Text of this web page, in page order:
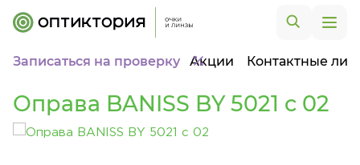
Записаться на проверку Акции Контактные
Оправа BANISS BY 5021 c 02